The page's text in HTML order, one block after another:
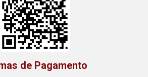
de Pagamento